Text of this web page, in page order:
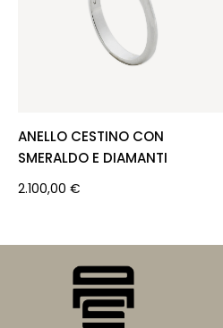
ANELLO CESTINO CON
SMERALDO E DIAMANTI
2.100,00 €